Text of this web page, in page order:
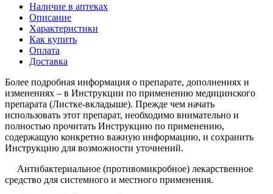
Наличие в аптеках
Описание
Характеристики
Как купить
Оплата
Доставка
Более подробная информация о препарате, дополнениях и
изменениях – в Инструкции по применению медицинского
препарата (Листке-вкладыше). Прежде чем начать
использовать этот препарат, необходимо внимательно и
полностью прочитать Инструкцию по применению,
содержащую конкретно важную информацию, и сохранить
Инструкцию для возможности уточнений.
Антибактериальное (противомикробное) лекарственное
средство для системного и местного применения.